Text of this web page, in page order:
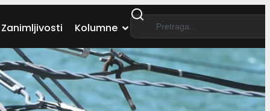
Zanimljivosti Kolumne